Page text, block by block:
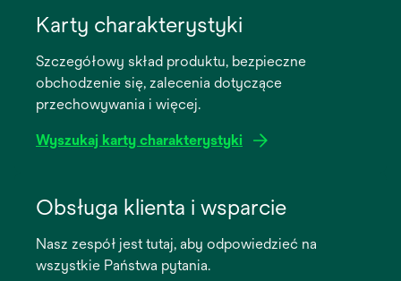
new
Karty charakterystyki
Szczegółowy skład produktu, bezpieczne
obchodzenie się, zalecenia dotyczące
przechowywania i więcej.
Wyszukaj karty charakterystyki
new
Obsługa klienta i wsparcie
Nasz zespół jest tutaj, aby odpowiedzieć na
wszystkie Państwa pytania.